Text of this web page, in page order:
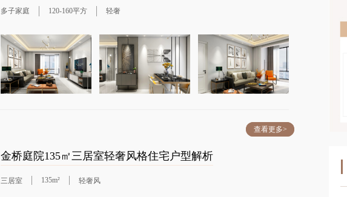
多子家庭 120-160平方 轻奢
查看更多>
金桥庭院135㎡三居室轻奢风格住宅户型解析
三居室 135m² 轻奢风